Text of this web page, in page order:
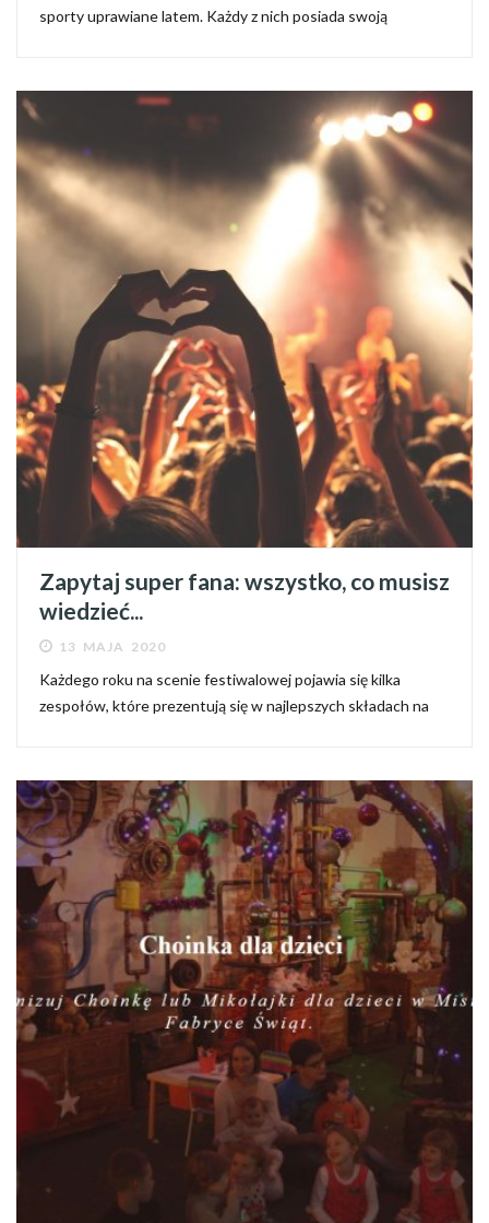
sporty uprawiane latem. Każdy z nich posiada swoją
Zapytaj super fana: wszystko, co musisz
wiedzieć...
13 MAJA 2020
Każdego roku na scenie festiwalowej pojawia się kilka
zespołów, które prezentują się w najlepszych składach na